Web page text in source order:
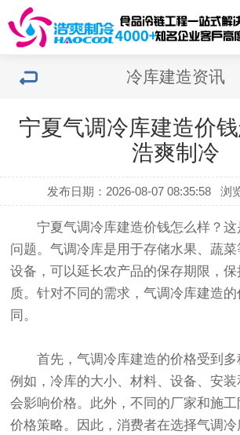
冷库建造资讯
宁夏气调冷库建造价
浩爽制冷
发布日期：2026-08-07 08:35:58 浏
宁夏气调冷库建造价钱怎么样？这
问题。气调冷库是用于存储水果、蔬
设备，可以延长农产品的保存期限，
质。针对不同的需求，气调冷库建造
同。
首先，气调冷库建造的价格受到多
例如，冷库的大小、材料、设备、安
会影响价格。此外，不同的厂家和施
价格策略。因此，消费者在选择气调